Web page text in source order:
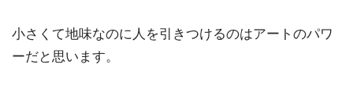
小さくて地味なのに人を引きつけるのはアートのパワ
ーだと思います。